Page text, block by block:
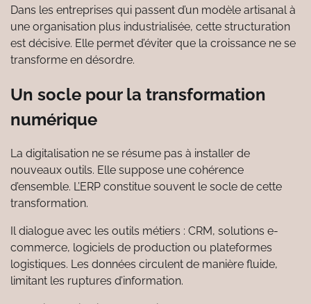
Dans les entreprises qui passent d’un modèle artisanal à
une organisation plus industrialisée, cette structuration
est décisive. Elle permet d’éviter que la croissance ne se
transforme en désordre.
Un socle pour la transformation
numérique
La digitalisation ne se résume pas à installer de
nouveaux outils. Elle suppose une cohérence
d’ensemble. L’ERP constitue souvent le socle de cette
transformation.
Il dialogue avec les outils métiers : CRM, solutions e-
commerce, logiciels de production ou plateformes
logistiques. Les données circulent de manière fluide,
limitant les ruptures d’information.